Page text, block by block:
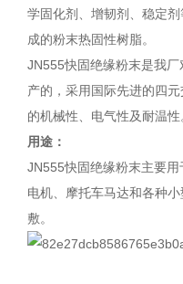
学固化剂、增韧剂、稳定
成的粉末热固性树脂。
JN555快固绝缘粉末是我
产的，采用国际先进的四
的机械性、电气性及耐温性
用途：
JN555快固绝缘粉末主要
电机、摩托车马达和各种
敷。